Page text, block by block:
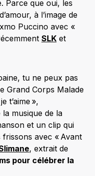
Parce que oui, les
à l’image de
Puccino avec «
SLK et
tu ne peux pas
Grand Corps Malade
t’aime »,
musique de la
et un clip qui
avec « Avant
, extrait de
pour célébrer la